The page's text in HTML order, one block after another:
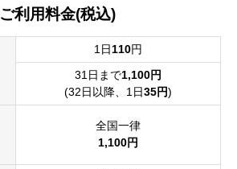
ご利用料金(税込)
1日110円
31日まで1,100円
(32日以降、1日35円)
全国一律
1,100円